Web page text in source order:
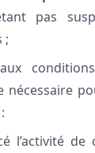
pas
;
nécessaire
l’activité